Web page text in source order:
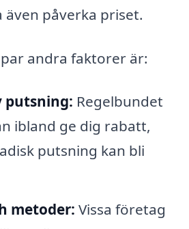
påverka priset.
andra faktorer är:
putsning: Regelbundet
ibland ge dig rabatt,
putsning kan bli
metoder: Vissa företag